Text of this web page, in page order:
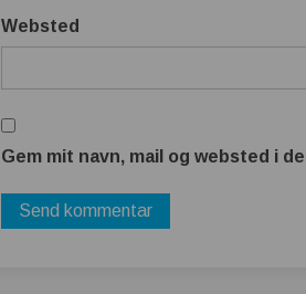
Websted
Gem mit navn, mail og websted i